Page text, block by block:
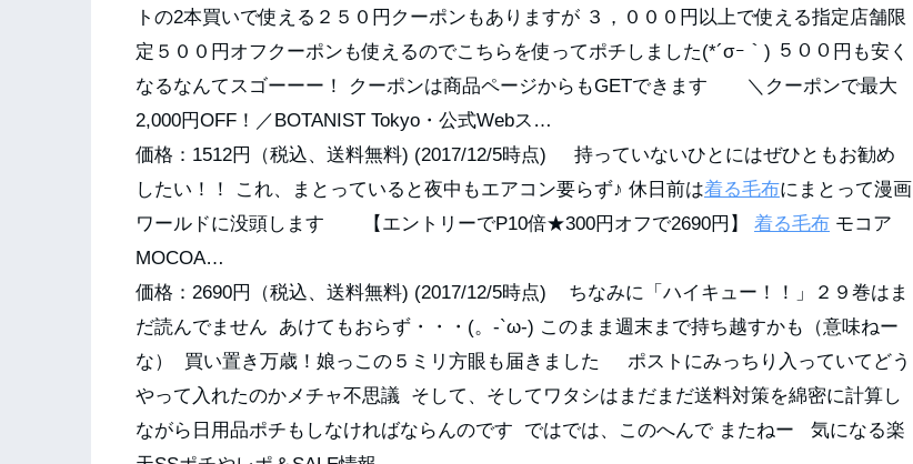
トの2本買いで使える２５０円クーポンもありますが ３，０００円以上で使える指定店舗限
定５００円オフクーポンも使えるのでこちらを使ってポチしました(*´σｰ｀) ５００円も安く
なるなんてスゴーーー！ クーポンは商品ページからもGETできます ＼クーポンで最大
2,000円OFF！／BOTANIST Tokyo・公式Webス…
価格：1512円（税込、送料無料) (2017/12/5時点) 持っていないひとにはぜひともお勧め
したい！！ これ、まとっていると夜中もエアコン要らず♪ 休日前は着る毛布にまとって漫画
ワールドに没頭します 【エントリーでP10倍★300円オフで2690円】 着る毛布 モコア
MOCOA…
価格：2690円（税込、送料無料) (2017/12/5時点) ちなみに「ハイキュー！！」２９巻はま
だ読んでません あけてもおらず・・・(。-`ω-) このまま週末まで持ち越すかも（意味ねー
な） 買い置き万歳！娘っこの５ミリ方眼も届きました ポストにみっちり入っていてどう
やって入れたのかメチャ不思議 そして、そしてワタシはまだまだ送料対策を綿密に計算し
ながら日用品ポチもしなければならんのです ではでは、このへんで またねー 気になる楽